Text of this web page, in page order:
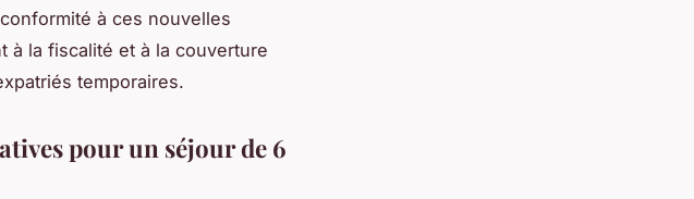
à ces nouvelles
à la fiscalité et à la couverture
temporaires.
pour un séjour de 6